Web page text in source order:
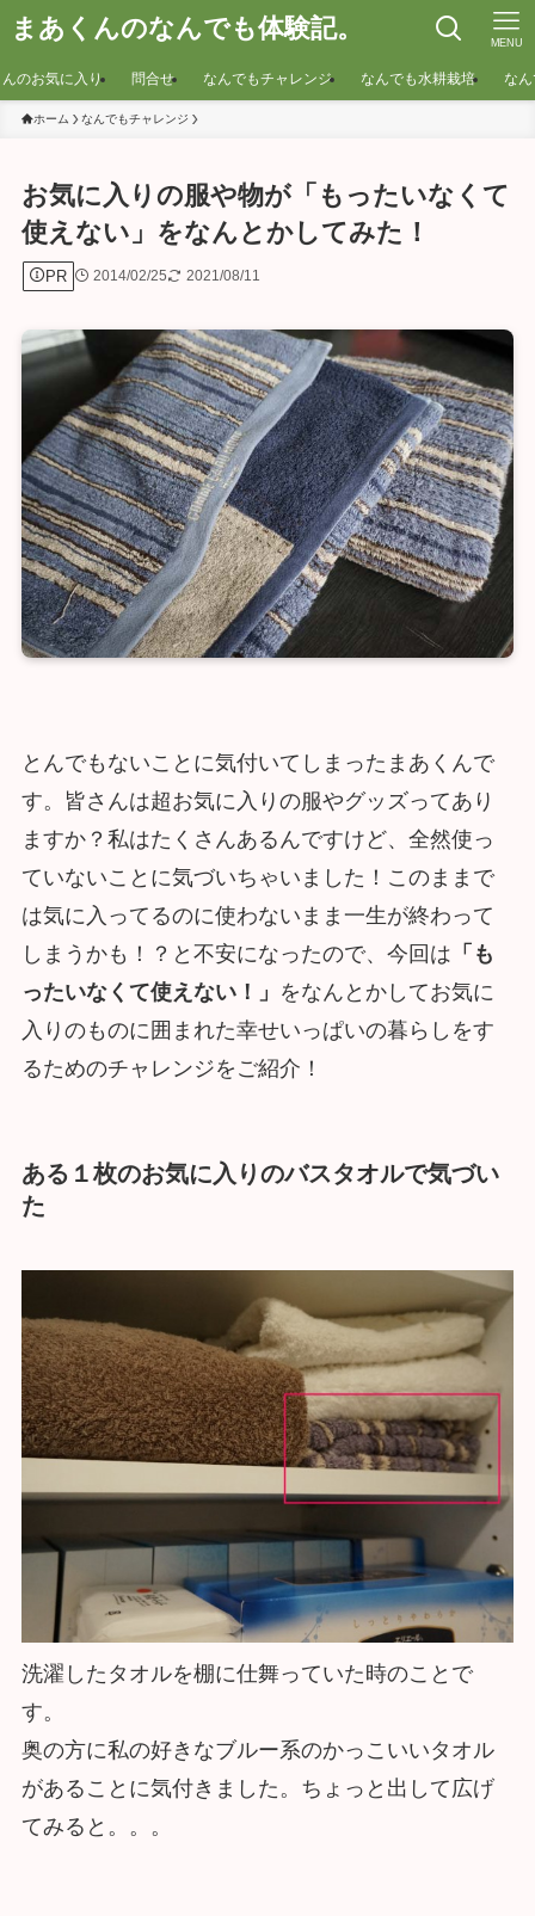
まあくんのなんでも体験記。 MENU
のお気に入り 問合せ なんでもチャレンジ なんでも水耕栽培 な
ホーム なんでもチャレンジ
お気に入りの服や物が「もったいなくて
使えない」をなんとかしてみた！
PR 2014/02/25 2021/08/11
とんでもないことに気付いてしまったまあくんで
す。皆さんは超お気に入りの服やグッズってあり
ますか？私はたくさんあるんですけど、全然使っ
ていないことに気づいちゃいました！このままで
は気に入ってるのに使わないまま一生が終わって
しまうかも！？と不安になったので、今回は 「も
ったいなくて使えない！」 をなんとかしてお気に
入りのものに囲まれた幸せいっぱいの暮らしをす
るためのチャレンジをご紹介！
ある１枚のお気に入りのバスタオルで気づい
た
洗濯したタオルを棚に仕舞っていた時のことで
す。
奥の方に私の好きなブルー系のかっこいいタオル
があることに気付きました。ちょっと出して広げ
てみると。。。